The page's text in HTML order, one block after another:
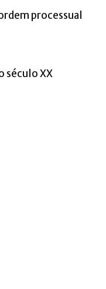
processual
século XX